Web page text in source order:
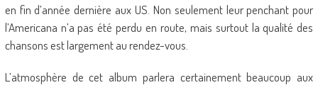
en fin d’année dernière aux US. Non seulement leur penchant pour
l’Americana n’a pas été perdu en route, mais surtout la qualité des
chansons est largement au rendez-vous.
L’atmosphère de cet album parlera certainement beaucoup aux